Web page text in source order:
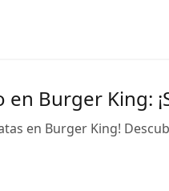
Burger King:
en Burger King!